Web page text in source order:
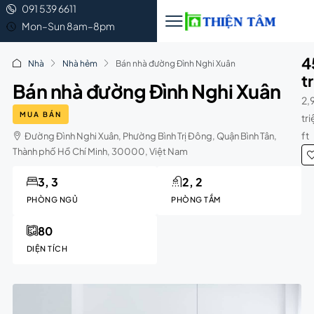
091 539 6611
Mon–Sun 8am–8pm
Nhà Nhà hẻm Bán nhà đường Đình Nghi Xuân
Bán nhà đường Đình Nghi Xuân
MUA BÁN
Đường Đình Nghi Xuân, Phường Bình Trị Đông, Quận Bình Tân,
Thành phố Hồ Chí Minh, 30000, Việt Nam
PHÒNG NGỦ
3, 3
PHÒNG TẮM
2, 2
DIỆN TÍCH
80
ft